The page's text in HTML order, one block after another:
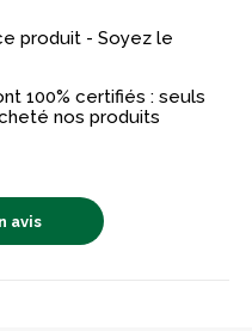
produit - Soyez le
100% certifiés : seuls
nos produits
avis